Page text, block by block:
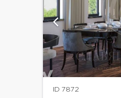
ID 7872